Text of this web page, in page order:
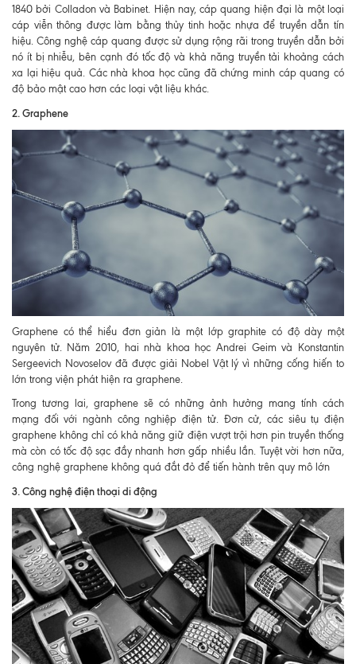
1840 bởi Colladon và Babinet. Hiện nay, cáp quang hiện đại là một loại
cáp viễn thông được làm bằng thủy tinh hoặc nhựa để truyền dẫn tín
hiệu. Công nghệ cáp quang được sử dụng rộng rãi trong truyền dẫn bởi
nó ít bị nhiễu, bên cạnh đó tốc độ và khả năng truyền tải khoảng cách
xa lại hiệu quả. Các nhà khoa học cũng đã chứng minh cáp quang có
độ bảo mật cao hơn các loại vật liệu khác.
2. Graphene
Graphene có thể hiểu đơn giản là một lớp graphite có độ dày một
nguyên tử. Năm 2010, hai nhà khoa học Andrei Geim và Konstantin
Sergeevich Novoselov đã được giải Nobel Vật lý vì những cống hiến to
lớn trong viện phát hiện ra graphene.
Trong tương lai, graphene sẽ có những ảnh hưởng mang tính cách
mạng đối với ngành công nghiệp điện tử. Đơn cử, các siêu tụ điện
graphene không chỉ có khả năng giữ điện vượt trội hơn pin truyền thống
mà còn có tốc độ sạc đầy nhanh hơn gấp nhiều lần. Tuyệt vời hơn nữa,
công nghệ graphene không quá đắt đỏ để tiến hành trên quy mô lớn
3. Công nghệ điện thoại di động